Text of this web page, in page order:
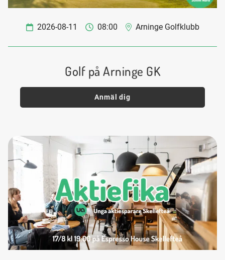
2026-08-11 08:00 Arninge Golfklubb
Golf på Arninge GK
Anmäl dig